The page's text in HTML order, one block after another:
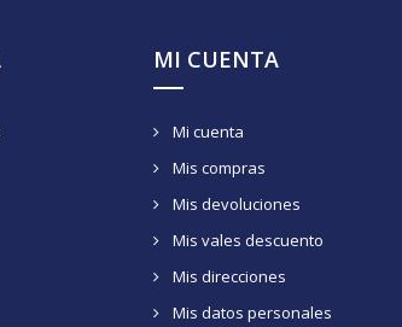
MI CUENTA
Mi cuenta
Mis compras
Mis devoluciones
Mis vales descuento
Mis direcciones
Mis datos personales